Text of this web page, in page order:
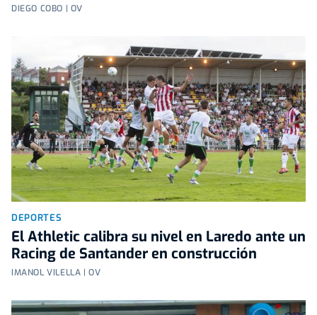
DIEGO COBO | OV
DEPORTES
El Athletic calibra su nivel en Laredo ante un
Racing de Santander en construcción
IMANOL VILELLA | OV